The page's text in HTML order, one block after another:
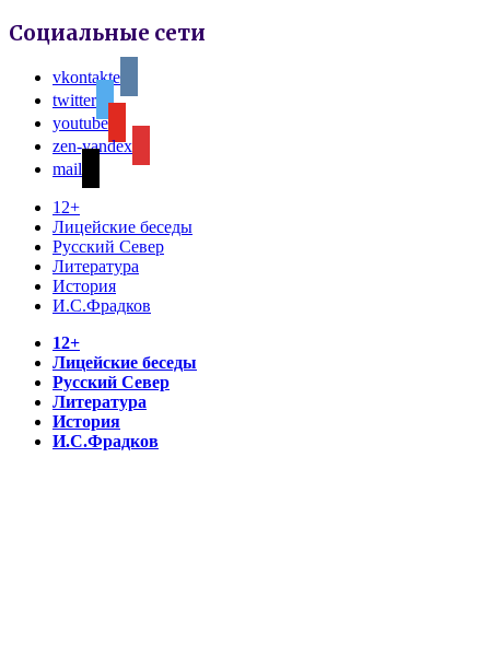
Социальные сети
vkontakte
twitter
youtube
zen-yandex
mail
12+
Лицейские беседы
Русский Север
Литература
История
И.С.Фрадков
12+
Лицейские беседы
Русский Север
Литература
История
И.С.Фрадков